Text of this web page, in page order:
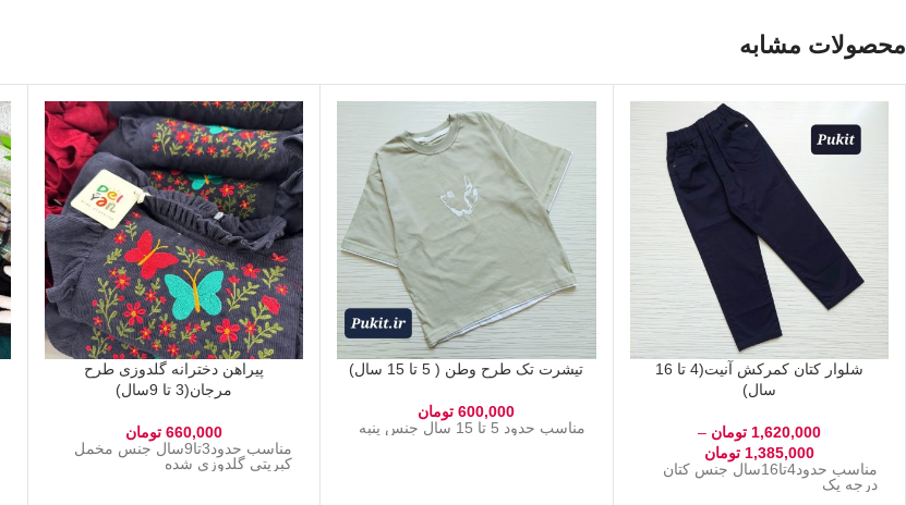
محصولات مشابه
شلوار کتان کمرکش آنیت(4 تا 16
سال)
1,620,000 تومان –
1,385,000 تومان
مناسب حدود4تا16سال جنس کتان
درجه یک
تیشرت تک طرح وطن ( 5 تا 15 سال)
600,000 تومان
مناسب حدود 5 تا 15 سال جنس پنبه
پیراهن دخترانه گلدوزی طرح
مرجان(3 تا 9سال)
660,000 تومان
مناسب حدود3تا9سال جنس مخمل
کبریتی گلدوزی شده